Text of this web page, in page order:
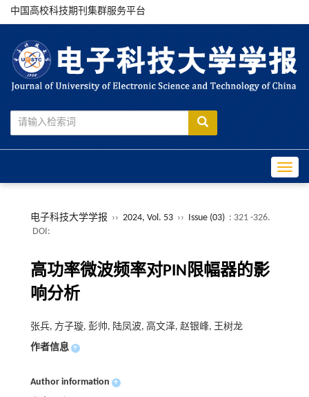
中国高校科技期刊集群服务平台
电子科技大学学报 ›› 2024, Vol. 53 ›› Issue (03) : 321 -326.
DOI:
高功率微波频率对PIN限幅器的影
响分析
张兵, 方子璇, 彭帅, 陆凤波, 高文泽, 赵银峰, 王树龙
作者信息 +
Author information +